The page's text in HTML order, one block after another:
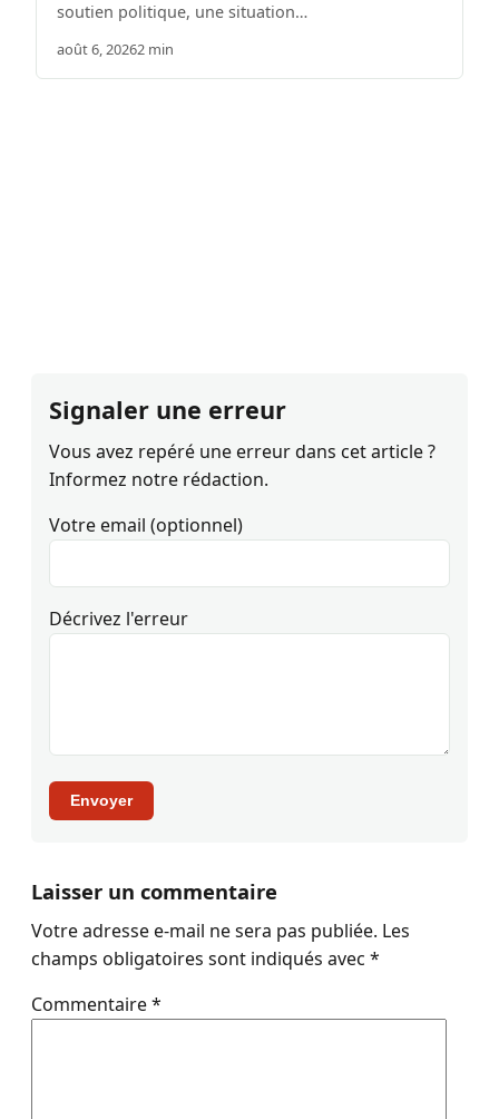
soutien politique, une situation…
août 6, 20262 min
Signaler une erreur
Vous avez repéré une erreur dans cet article ?
Informez notre rédaction.
Votre email (optionnel)
Décrivez l'erreur
Envoyer
Laisser un commentaire
Votre adresse e-mail ne sera pas publiée. Les
champs obligatoires sont indiqués avec *
Commentaire*